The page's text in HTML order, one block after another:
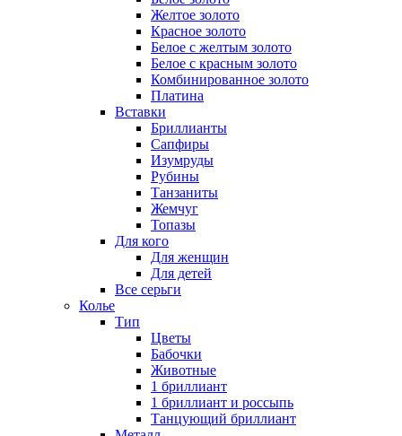
Желтое золото
Красное золото
Белое с желтым золото
Белое с красным золото
Комбинированное золото
Платина
Вставки
Бриллианты
Сапфиры
Изумруды
Рубины
Танзаниты
Жемчуг
Топазы
Для кого
Для женщин
Для детей
Все серьги
Колье
Тип
Цветы
Бабочки
Животные
1 бриллиант
1 бриллиант и россыпь
Танцующий бриллиант